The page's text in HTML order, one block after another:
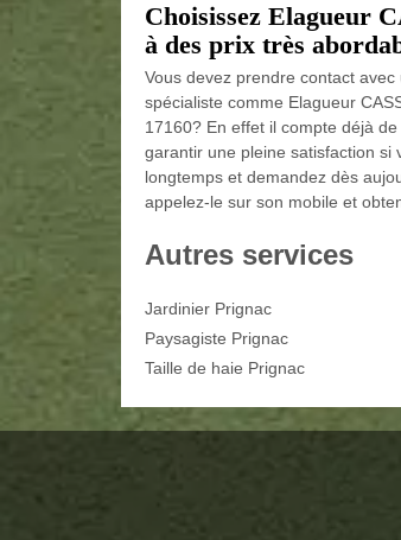
Choisissez Elagueur
à des prix très
Vous devez prendre contact
spécialiste comme Elagueur
17160? En effet il compte déjà
garantir une pleine satisfaction si
longtemps et demandez dès
appelez-le sur son mobile et
Autres services
Jardinier Prignac
Paysagiste Prignac
Taille de haie Prignac